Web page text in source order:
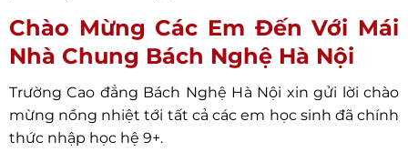
Chào Mừng Các Em Đến Với Mái
Nhà Chung Bách Nghệ Hà Nội
Trường Cao đẳng Bách Nghệ Hà Nội xin gửi lời chào
mừng nồng nhiệt tới tất cả các em học sinh đã chính
thức nhập học hệ 9+.